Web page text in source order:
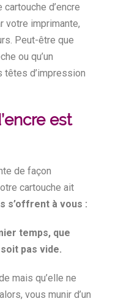
d’encre
votre imprimante,
Peut-être que
ou qu’un
d’impression
est
de façon
cartouche ait
s’offrent à vous :
temps, que
pas vide.
mais qu’elle ne
vous munir d’un